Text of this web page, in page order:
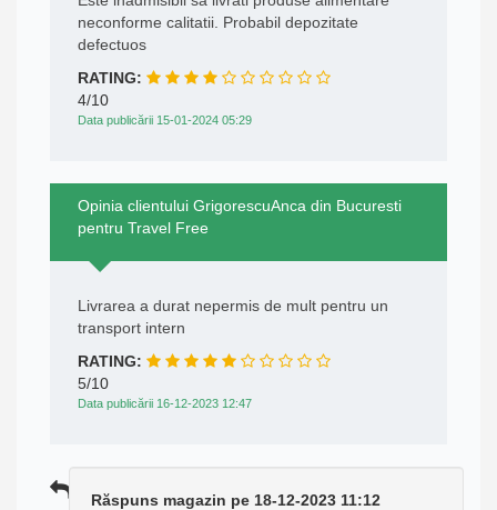
neconforme calitatii. Probabil depozitate
defectuos
RATING:
4/10
Data publicării 15-01-2024 05:29
Opinia clientului GrigorescuAnca din Bucuresti
pentru Travel Free
Livrarea a durat nepermis de mult pentru un
transport intern
RATING:
5/10
Data publicării 16-12-2023 12:47
Răspuns magazin pe 18-12-2023 11:12